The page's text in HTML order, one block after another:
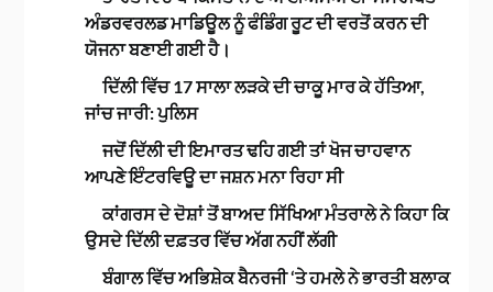
ਅੰਡਰਵਰਲਡ ਮਾਡਿਊਲ ਨੂੰ ਫੰਡਿੰਗ ਰੂਟ ਦੀ ਵਰਤੋਂ ਕਰਨ ਦੀ
ਯੋਜਨਾ ਬਣਾਈ ਗਈ ਹੈ।
ਦਿੱਲੀ ਵਿੱਚ 17 ਸਾਲਾ ਲੜਕੇ ਦੀ ਚਾਕੂ ਮਾਰ ਕੇ ਹੱਤਿਆ,
ਜਾਂਚ ਜਾਰੀ: ਪੁਲਿਸ
ਜਦੋਂ ਦਿੱਲੀ ਦੀ ਇਮਾਰਤ ਢਹਿ ਗਈ ਤਾਂ ਖੋਜ ਚਾਹਵਾਨ
ਆਪਣੇ ਇੰਟਰਵਿਊ ਦਾ ਜਸ਼ਨ ਮਨਾ ਰਿਹਾ ਸੀ
ਕਾਂਗਰਸ ਦੇ ਦੋਸ਼ਾਂ ਤੋਂ ਬਾਅਦ ਸਿੱਖਿਆ ਮੰਤਰਾਲੇ ਨੇ ਕਿਹਾ ਕਿ
ਉਸਦੇ ਦਿੱਲੀ ਦਫ਼ਤਰ ਵਿੱਚ ਅੱਗ ਨਹੀਂ ਲੱਗੀ
ਬੰਗਾਲ ਵਿੱਚ ਅਭਿਸ਼ੇਕ ਬੈਨਰਜੀ ‘ਤੇ ਹਮਲੇ ਨੇ ਭਾਰਤੀ ਬਲਾਕ